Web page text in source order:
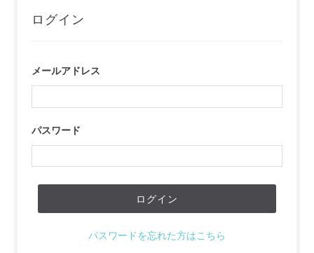
ログイン
メールアドレス
パスワード
パスワードを忘れた方はこちら